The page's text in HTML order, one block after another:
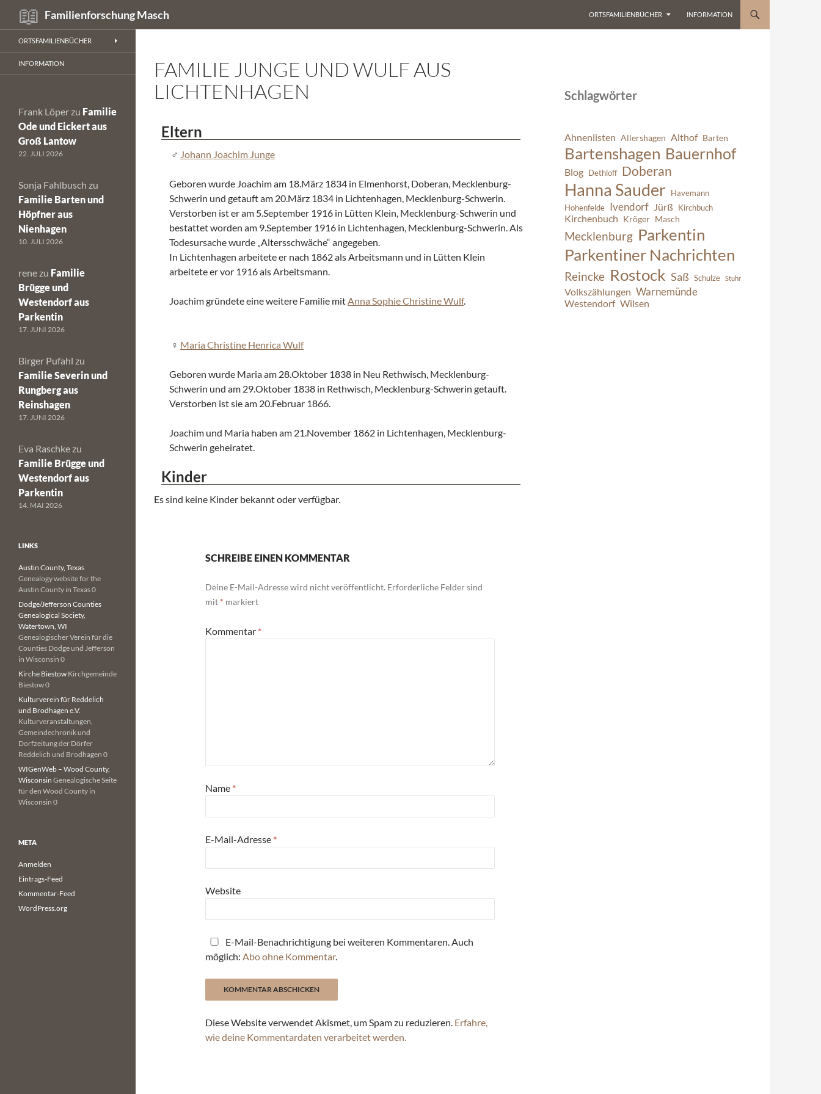
Inhalt
springen
Familienforschung Masch
Suchen
ORTSFAMILIENBÜCHER INFORMATION
FAMILIE JUNGE UND WULF AUS
LICHTENHAGEN
Eltern
Johann Joachim Junge
Geboren wurde Joachim am 18.März 1834 in Elmenhorst, Doberan, Mecklenburg-
Schwerin und getauft am 20.März 1834 in Lichtenhagen, Mecklenburg-Schwerin.
Verstorben ist er am 5.September 1916 in Lütten Klein, Mecklenburg-Schwerin und
bestattet worden am 9.September 1916 in Lichtenhagen, Mecklenburg-Schwerin. Als
Todesursache wurde „Altersschwäche“ angegeben.
In Lichtenhagen arbeitete er nach 1862 als Arbeitsmann und in Lütten Klein
arbeitete er vor 1916 als Arbeitsmann.
Joachim gründete eine weitere Familie mitAnna Sophie Christine Wulf.
Maria Christine Henrica Wulf
Geboren wurde Maria am 28.Oktober 1838 in Neu Rethwisch, Mecklenburg-
Schwerin und am 29.Oktober 1838 in Rethwisch, Mecklenburg-Schwerin getauft.
Verstorben ist sie am 20.Februar 1866.
Joachim und Maria haben am 21.November 1862 in Lichtenhagen, Mecklenburg-
Schwerin geheiratet.
Kinder
Es sind keine Kinder bekannt oder verfügbar.
SCHREIBE EINEN KOMMENTAR
Deine E-Mail-Adresse wird nicht veröffentlicht. Erforderliche Felder sind
mit * markiert
Kommentar *
Name *
E-Mail-Adresse *
Website
E-Mail-Benachrichtigung bei weiteren Kommentaren. Auch
möglich: Abo ohne Kommentar.
Diese Website verwendet Akismet, um Spam zu reduzieren. Erfahre,
wie deine Kommentardaten verarbeitet werden.
Schlagwörter
Ahnenlisten Allershagen Althof Barten
Bartenshagen Bauernhof
Blog Dethloff Doberan
Hanna Sauder
Havemann
Hohenfelde Ivendorf Jürß Kirchbuch
Kirchenbuch Kröger Masch
Mecklenburg Parkentin
Parkentiner Nachrichten
Reincke Rostock Saß Schulze Stuhr
Volkszählungen Warnemünde
Westendorf Wilsen
ORTSFAMILIENBÜCHER
INFORMATION
Frank Löper zu Familie
Ode und Eickert aus
Groß Lantow
22. JULI 2026
Sonja Fahlbusch zu
Familie Barten und
Höpfner aus
Nienhagen
10. JULI 2026
rene zu Familie
Brügge und
Westendorf aus
Parkentin
17. JUNI 2026
Birger Pufahl zu
Familie Severin und
Rungberg aus
Reinshagen
17. JUNI 2026
Eva Raschke zu
Familie Brügge und
Westendorf aus
Parkentin
14. MAI 2026
LINKS
Austin County, Texas
Genealogy website for the
Austin County in Texas 0
Dodge/Jefferson Counties
Genealogical Society,
Watertown, WI
Genealogischer Verein für die
Counties Dodge und Jefferson
in Wisconsin 0
Kirche Biestow Kirchgemeinde
Biestow 0
Kulturverein für Reddelich
und Brodhagen e.V.
Kulturveranstaltungen,
Gemeindechronik und
Dorfzeitung der Dörfer
Reddelich und Brodhagen 0
WIGenWeb – Wood County,
Wisconsin Genealogische Seite
für den Wood County in
Wisconsin 0
META
Anmelden
Eintrags-Feed
Kommentar-Feed
WordPress.org